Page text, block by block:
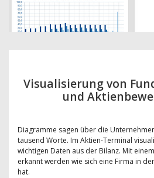
Visualisierung von
und
Diagramme sagen über die
tausend Worte. Im Aktien-Terminal
wichtigen Daten aus der Bilanz. Mit
erkannt werden wie sich eine Firma in
hat.